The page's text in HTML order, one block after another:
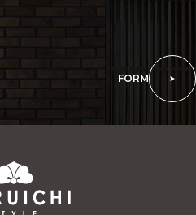
FORM